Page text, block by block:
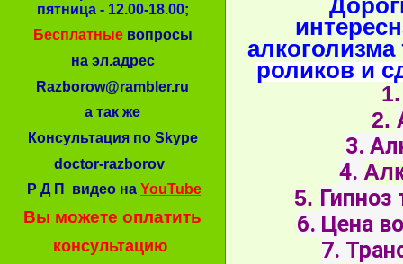
пятница - 12.00-18.00;
Бесплатныевопросы
на эл.адрес
Razborow@rambler.ru
а так же
Консультация по Skype
doctor-razborov
Р Д П видео на YouTube
Вы можете оплатить
консультацию
роликов и
2.
3.
4.
5. Гипноз
6. Цена
7.